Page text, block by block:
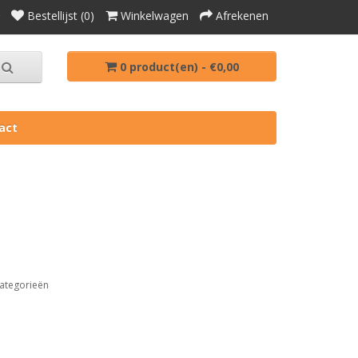
Bestellijst (0) Winkelwagen Afrekenen
0 product(en) - €0,00